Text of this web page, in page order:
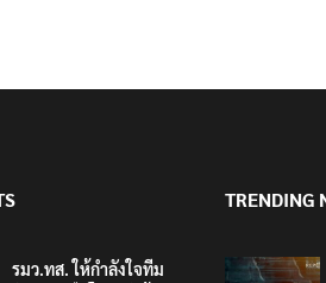
รมว.ทส. ให้กำลังใจทีม
TRENDING